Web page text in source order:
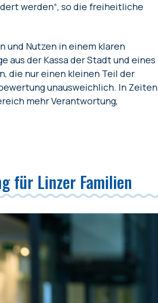
werden“, so die freiheitliche
und Nutzen in einem klaren
aus der Kassa der Stadt und eines
die nur einen kleinen Teil der
unausweichlich. In Zeiten
mehr Verantwortung,
für Linzer Familien